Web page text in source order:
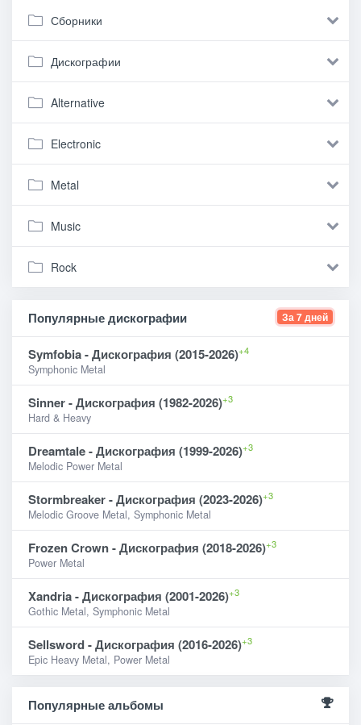
Сборники
Дискографии
Alternative
Electronic
Metal
Music
Rock
Популярные дискографии За 7 дней
Symfobia - Дискография (2015-2026)+4
Symphonic Metal
Sinner - Дискография (1982-2026)+3
Hard & Heavy
Dreamtale - Дискография (1999-2026)+3
Melodic Power Metal
Stormbreaker - Дискография (2023-2026)+3
Melodic Groove Metal, Symphonic Metal
Frozen Crown - Дискография (2018-2026)+3
Power Metal
Xandria - Дискография (2001-2026)+3
Gothic Metal, Symphonic Metal
Sellsword - Дискография (2016-2026)+3
Epic Heavy Metal, Power Metal
Популярные альбомы